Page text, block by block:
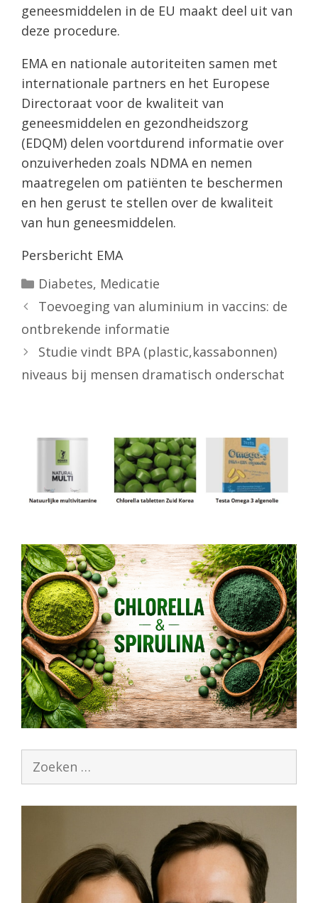
geneesmiddelen in de EU maakt deel uit van
deze procedure.
EMA en nationale autoriteiten samen met
internationale partners en het Europese
Directoraat voor de kwaliteit van
geneesmiddelen en gezondheidszorg
(EDQM) delen voortdurend informatie over
onzuiverheden zoals NDMA en nemen
maatregelen om patiënten te beschermen
en hen gerust te stellen over de kwaliteit
van hun geneesmiddelen.
Persbericht EMA
Categorieën
Diabetes, Medicatie
Toevoeging van aluminium in vaccins: de
ontbrekende informatie
Studie vindt BPA (plastic,kassabonnen)
niveaus bij mensen dramatisch onderschat
Zoek